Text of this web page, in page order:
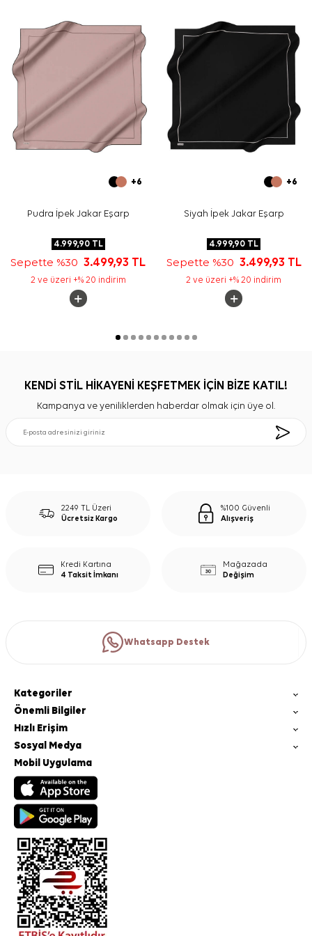
izleyiniz. İpek ve hassas eşarplarda elde hassas bakım
gerektiren durumlarda
Aker İpek Eşarp Şampuanı
kullanabilirsiniz.
Sıkça Sorulan Sorular
Bu ürün hangi kumaş kalitesine sahiptir?
Siyah beyaz eşarp hangi kombinlerle kullanılabilir?
Desen görünümü nasıldır?
Bu model günlük kullanıma uygun mudur?
+6
Pudra İpek Jakar Eşarp
4.999,90TL
Sepette %303.499,93 TL
2 ve üzeri +% 20 indirim
+6
Siyah İpek Jakar Eşarp
4.999,90 TL
Sepette %30 3.499,93 TL
2 ve üzeri +% 20 indirim
KENDİ STİL HİKAYENİ KEŞFETMEK İÇİN BİZE KATIL!
Kampanya ve yeniliklerden haberdar olmak için üye ol.
2249 TL Üzeri
Ücretsiz Kargo
%100 Güvenli
Alışveriş
Kredi Kartına
4 Taksit İmkanı
Mağazada
Değişim
Whatsapp Destek
Kategoriler
Önemli Bilgiler
Hızlı Erişim
Sosyal Medya
Mobil Uygulama